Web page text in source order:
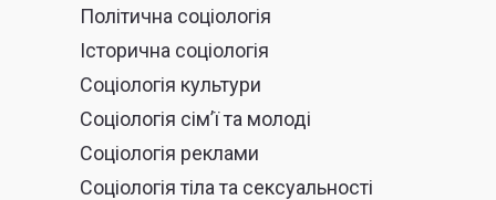
Політична соціологія
Історична соціологія
Соціологія культури
Соціологія сім’ї та молоді
Соціологія реклами
Соціологія тіла та сексуальності